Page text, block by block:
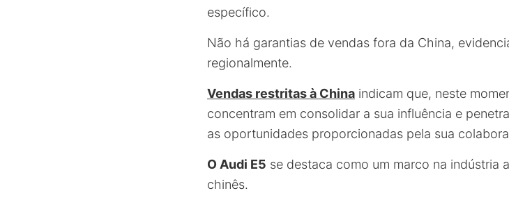
específico.
Não há garantias de vendas fora da China,
regionalmente.
Vendas restritas à China indicam que, neste
concentram em consolidar a sua influência e
as oportunidades proporcionadas pela sua
O Audi E5 se destaca como um marco na indústria
chinês.